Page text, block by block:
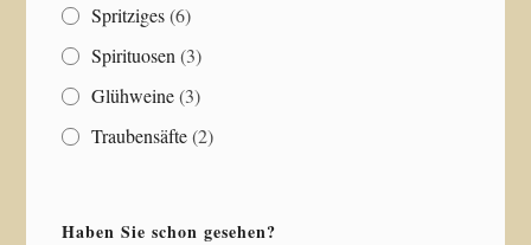
Spritziges (6)
Spirituosen (3)
Glühweine (3)
Traubensäfte (2)
Haben Sie schon gesehen?